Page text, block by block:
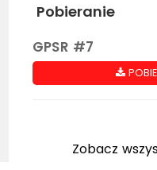
Pobieranie
GPSR #7
Zobacz